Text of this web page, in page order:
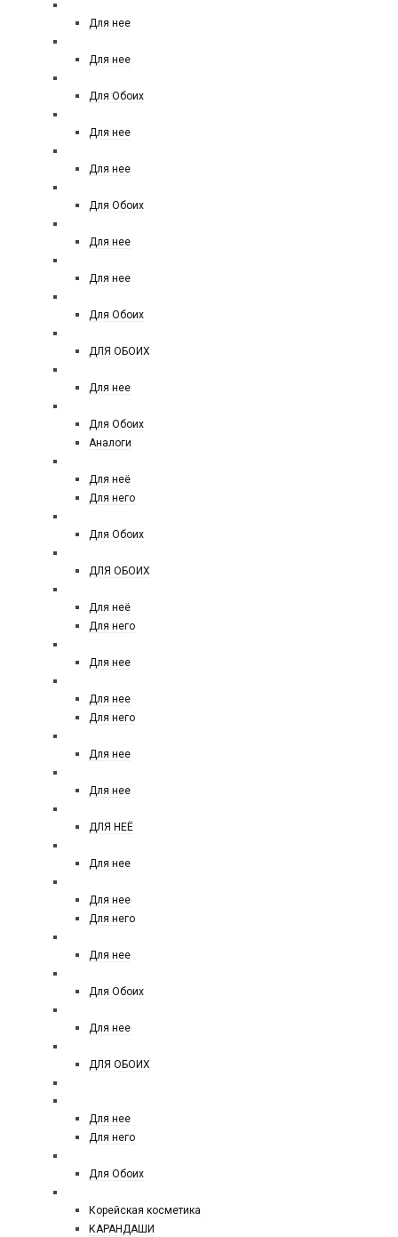
Для нее
Для нее
Для Обоих
Для нее
Для нее
Для Обоих
Для нее
Для нее
Для Обоих
ДЛЯ ОБОИХ
Для нее
Для Обоих
Аналоги
Для неё
Для него
Для Обоих
ДЛЯ ОБОИХ
Для неё
Для него
Для нее
Для нее
Для него
Для нее
Для нее
ДЛЯ НЕЁ
Для нее
Для нее
Для него
Для нее
Для Обоих
Для нее
ДЛЯ ОБОИХ
Для нее
Для него
Для Обоих
Корейская косметика
КАРАНДAШИ